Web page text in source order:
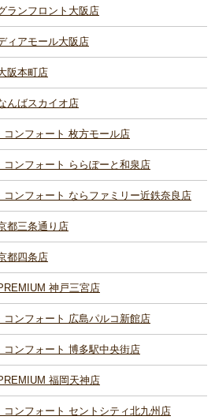
ランフロント大阪店
ィアモール大阪店
阪本町店
んばスカイオ店
ンフォート 枚方モール店
ンフォート ららぽーと和泉店
ンフォート ならファミリー近鉄奈良店
都三条通り店
都四条店
神戸三宮店
ンフォート 広島パルコ新館店
ンフォート 博多駅中央街店
福岡天神店
ンフォート セントシティ北九州店